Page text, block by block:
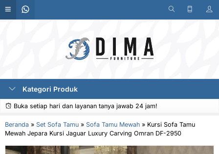
Kategori Produk
Buka setiap hari dan layanan tanya jawab 24 jam!
Beranda » Set Sofa Tamu » Sofa Tamu Mewah » Kursi Sofa Tamu
Mewah Jepara Kursi Jaguar Luxury Carving Omran DF-2950